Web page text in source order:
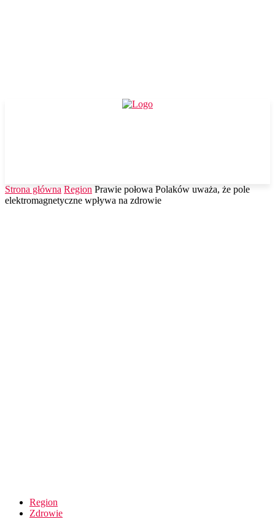
Strona główna Region Prawie połowa Polaków uważa, że pole
elektromagnetyczne wpływa na zdrowie
Region
Zdrowie